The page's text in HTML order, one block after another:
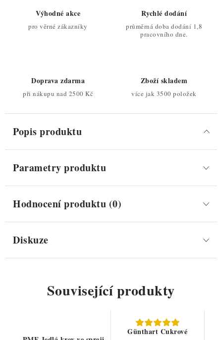
Výhodné akce
pro věrné zákazníky
Rychlé dodání
průměrná doba dodání 1,8
pracovního dne.
Doprava zdarma
při nákupu nad 2500 Kč
Zboží skladem
více jak 3500 položek
Popis produktu
Parametry produktu
Hodnocení produktu (0)
Diskuze
Související produkty
Günthart Cukrové